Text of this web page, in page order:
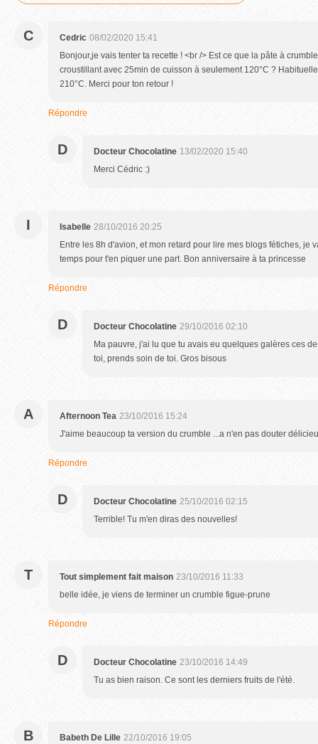
C Cedric 08/02/2020 15:41
Bonjour,je vais tenter ta recette ! <br /> Est ce que la pâte à
croustillant avec 25min de cuisson à seulement 120°C ?
210°C. Merci pour ton retour !
Répondre
D Docteur Chocolatine 13/02/2020 15:40
Merci Cédric :)
I Isabelle 28/10/2016 20:25
Entre les 8h d'avion, et mon retard pour lire mes blogs fétiches, je
temps pour t'en piquer une part. Bon anniversaire à ta princesse
Répondre
D Docteur Chocolatine 29/10/2016 02:10
Ma pauvre, j'ai lu que tu avais eu quelques galères ces
toi, prends soin de toi. Gros bisous
A Afternoon Tea 23/10/2016 15:24
J'aime beaucoup ta version du crumble ...a n'en pas douter
Répondre
D Docteur Chocolatine 25/10/2016 02:15
Terrible! Tu m'en diras des nouvelles!
T Tout simplement fait maison 23/10/2016 11:33
belle idée, je viens de terminer un crumble figue-prune
Répondre
D Docteur Chocolatine 23/10/2016 14:49
Tu as bien raison. Ce sont les derniers fruits de l'été.
B Babeth De Lille 22/10/2016 19:05